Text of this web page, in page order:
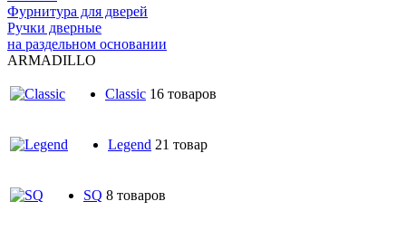
Фурнитура для дверей
Ручки дверные
на раздельном основании
ARMADILLO
Classic 16 товаров
Legend 21 товар
SQ 8 товаров